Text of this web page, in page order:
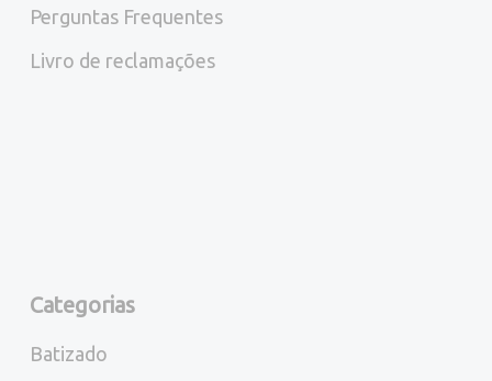
Perguntas Frequentes
Livro de reclamações
Categorias
Batizado